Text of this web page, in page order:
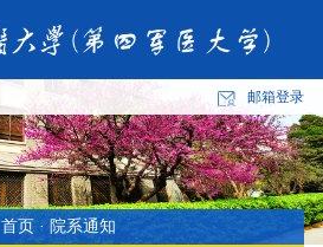
邮箱登录
首页 · 院系通知